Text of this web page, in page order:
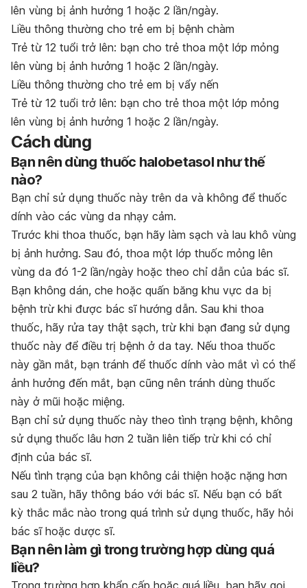
lên vùng bị ảnh hưởng 1 hoặc 2 lần/ngày.
Liều thông thường cho trẻ em bị bệnh chàm
Trẻ từ 12 tuổi trở lên: bạn cho trẻ thoa một lớp mỏng
lên vùng bị ảnh hưởng 1 hoặc 2 lần/ngày.
Liều thông thường cho trẻ em bị vẩy nến
Trẻ từ 12 tuổi trở lên: bạn cho trẻ thoa một lớp mỏng
lên vùng bị ảnh hưởng 1 hoặc 2 lần/ngày.
Cách dùng
Bạn nên dùng thuốc halobetasol như thế
nào?
Bạn chỉ sử dụng thuốc này trên da và không để thuốc
dính vào các vùng da nhạy cảm.
Trước khi thoa thuốc, bạn hãy làm sạch và lau khô vùng
bị ảnh hưởng. Sau đó, thoa một lớp thuốc mỏng lên
vùng da đó 1-2 lần/ngày hoặc theo chỉ dẫn của bác sĩ.
Bạn không dán, che hoặc quấn băng khu vực da bị
bệnh trừ khi được bác sĩ hướng dẫn. Sau khi thoa
thuốc, hãy rửa tay thật sạch, trừ khi bạn đang sử dụng
thuốc này để điều trị bệnh ở da tay. Nếu thoa thuốc
này gần mắt, bạn tránh để thuốc dính vào mắt vì có thể
ảnh hưởng đến mắt, bạn cũng nên tránh dùng thuốc
này ở mũi hoặc miệng.
Bạn chỉ sử dụng thuốc này theo tình trạng bệnh, không
sử dụng thuốc lâu hơn 2 tuần liên tiếp trừ khi có chỉ
định của bác sĩ.
Nếu tình trạng của bạn không cải thiện hoặc nặng hơn
sau 2 tuần, hãy thông báo với bác sĩ. Nếu bạn có bất
kỳ thắc mắc nào trong quá trình sử dụng thuốc, hãy hỏi
bác sĩ hoặc dược sĩ.
Bạn nên làm gì trong trường hợp dùng quá
liều?